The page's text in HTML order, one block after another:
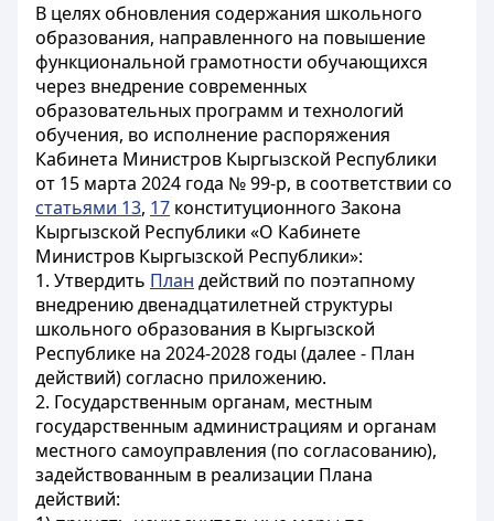
В целях обновления содержания школьного
образования, направленного на повышение
функциональной грамотности обучающихся
через внедрение современных
образовательных программ и технологий
обучения, во исполнение распоряжения
Кабинета Министров Кыргызской Республики
от 15 марта 2024 года № 99-р, в соответствии со
статьями 13, 17 конституционного Закона
Кыргызской Республики «О Кабинете
Министров Кыргызской Республики»:
1. Утвердить План действий по поэтапному
внедрению двенадцатилетней структуры
школьного образования в Кыргызской
Республике на 2024-2028 годы (далее - План
действий) согласно приложению.
2. Государственным органам, местным
государственным администрациям и органам
местного самоуправления (по согласованию),
задействованным в реализации Плана
действий: